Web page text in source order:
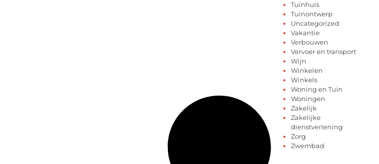
Tuinhuis
Tuinontwerp
Uncategorized
Vakantie
Verbouwen
Vervoer en transport
Wijn
Winkelen
Winkels
Woning en Tuin
Woningen
Zakelijk
Zakelijke
dienstverlening
Zorg
Zwembad